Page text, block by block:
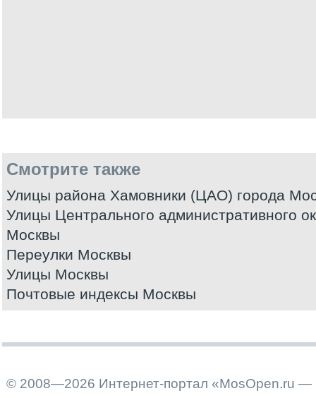
Смотрите также
Улицы района Хамовники (ЦАО) города
Улицы Центрального административного
Москвы
Переулки Москвы
Улицы Москвы
Почтовые индексы Москвы
© 2008—2026 Интернет-портал «MosOpen.ru —